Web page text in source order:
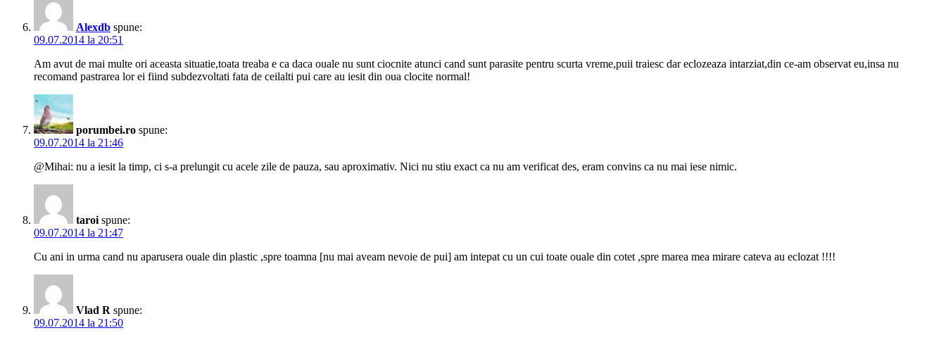
Alexdb spune:
09.07.2014 la 20:51
Am avut de mai multe ori aceasta situatie,toata treaba e ca daca ouale nu sunt ciocnite atunci cand sunt parasite pentru scurta vreme,puii traiesc dar eclozeaza intarziat,din ce-am observat eu,insa nu
recomand pastrarea lor ei fiind subdezvoltati fata de ceilalti pui care au iesit din oua clocite normal!
porumbei.ro spune:
09.07.2014 la 21:46
@Mihai: nu a iesit la timp, ci s-a prelungit cu acele zile de pauza, sau aproximativ. Nici nu stiu exact ca nu am verificat des, eram convins ca nu mai iese nimic.
taroi spune:
09.07.2014 la 21:47
Cu ani in urma cand nu aparusera ouale din plastic ,spre toamna [nu mai aveam nevoie de pui] am intepat cu un cui toate ouale din cotet ,spre marea mea mirare cateva au eclozat !!!!
Vlad R spune:
09.07.2014 la 21:50